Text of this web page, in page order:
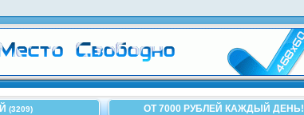
(3209) ОТ 7000 РУБЛЕЙ КАЖДЫЙ ДЕНЬ!